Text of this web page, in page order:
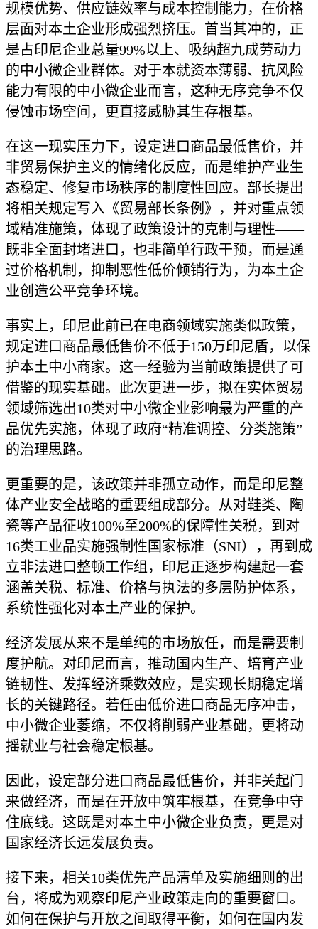
规模优势、供应链效率与成本控制能力，在价格
层面对本土企业形成强烈挤压。首当其冲的，正
是占印尼企业总量99%以上、吸纳超九成劳动力
的中小微企业群体。对于本就资本薄弱、抗风险
能力有限的中小微企业而言，这种无序竞争不仅
侵蚀市场空间，更直接威胁其生存根基。
在这一现实压力下，设定进口商品最低售价，并
非贸易保护主义的情绪化反应，而是维护产业生
态稳定、修复市场秩序的制度性回应。部长提出
将相关规定写入《贸易部长条例》，并对重点领
域精准施策，体现了政策设计的克制与理性——
既非全面封堵进口，也非简单行政干预，而是通
过价格机制，抑制恶性低价倾销行为，为本土企
业创造公平竞争环境。
事实上，印尼此前已在电商领域实施类似政策，
规定进口商品最低售价不低于150万印尼盾，以保
护本土中小商家。这一经验为当前政策提供了可
借鉴的现实基础。此次更进一步，拟在实体贸易
领域筛选出10类对中小微企业影响最为严重的产
品优先实施，体现了政府“精准调控、分类施策”
的治理思路。
更重要的是，该政策并非孤立动作，而是印尼整
体产业安全战略的重要组成部分。从对鞋类、陶
瓷等产品征收100%至200%的保障性关税，到对
16类工业品实施强制性国家标准（SNI），再到成
立非法进口整顿工作组，印尼正逐步构建起一套
涵盖关税、标准、价格与执法的多层防护体系，
系统性强化对本土产业的保护。
经济发展从来不是单纯的市场放任，而是需要制
度护航。对印尼而言，推动国内生产、培育产业
链韧性、发挥经济乘数效应，是实现长期稳定增
长的关键路径。若任由低价进口商品无序冲击，
中小微企业萎缩，不仅将削弱产业基础，更将动
摇就业与社会稳定根基。
因此，设定部分进口商品最低售价，并非关起门
来做经济，而是在开放中筑牢根基，在竞争中守
住底线。这既是对本土中小微企业负责，更是对
国家经济长远发展负责。
接下来，相关10类优先产品清单及实施细则的出
台，将成为观察印尼产业政策走向的重要窗口。
如何在保护与开放之间取得平衡，如何在国内发